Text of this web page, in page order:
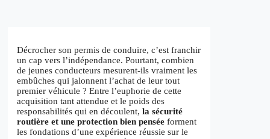
Décrocher son permis de conduire, c’est franchir
un cap vers l’indépendance. Pourtant, combien
de jeunes conducteurs mesurent-ils vraiment les
embûches qui jalonnent l’achat de leur tout
premier véhicule ? Entre l’euphorie de cette
acquisition tant attendue et le poids des
responsabilités qui en découlent, la sécurité
routière et une protection bien pensée forment
les fondations d’une expérience réussie sur le